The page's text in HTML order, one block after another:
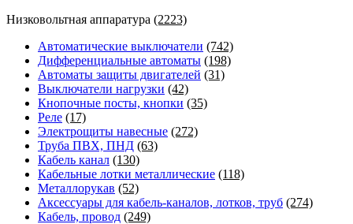
Низковольтная аппаратура (2223)
Автоматические выключатели (742)
Дифференциальные автоматы (198)
Автоматы защиты двигателей (31)
Выключатели нагрузки (42)
Кнопочные посты, кнопки (35)
Реле (17)
Электрощиты навесные (272)
Труба ПВХ, ПНД (63)
Кабель канал (130)
Кабельные лотки металлические (118)
Металлорукав (52)
Аксессуары для кабель-каналов, лотков, труб (274)
Кабель, провод (249)